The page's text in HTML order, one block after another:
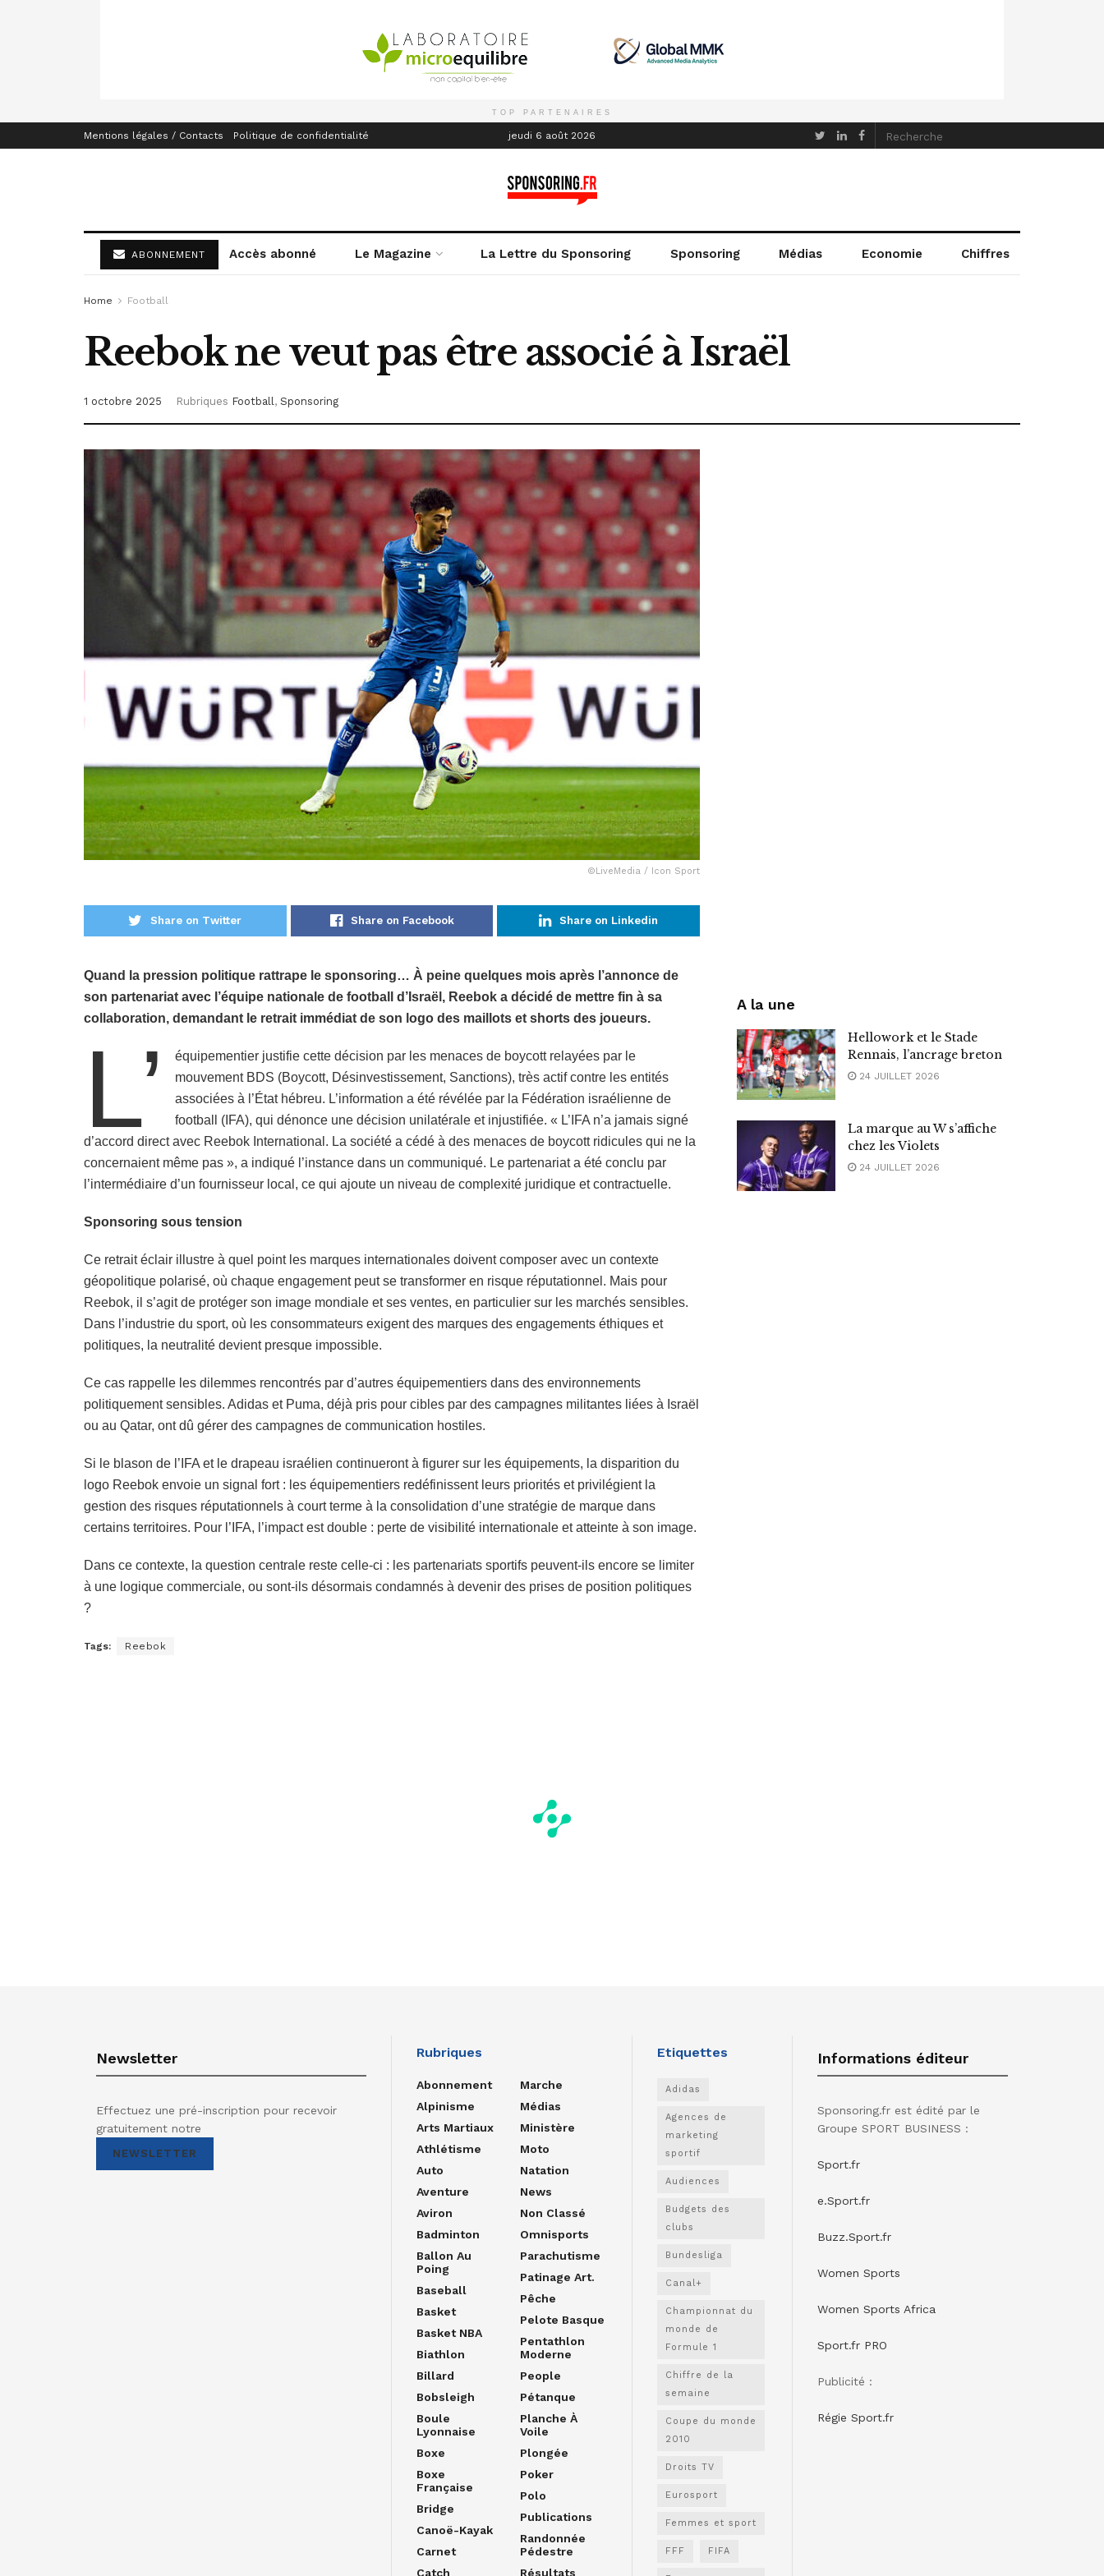
TOP PARTENAIRES
Mentions légales / Contacts Politique de confidentialité jeudi 6 août 2026
ABONNEMENT Accès abonné Le Magazine La Lettre du Sponsoring Sponsoring Médias Economie Chiffres
Home Football
Reebok ne veut pas être associé à Israël
1 octobre 2025 Rubriques Football, Sponsoring
©LiveMedia / Icon Sport
Share on Twitter Share on Facebook Share on Linkedin
Quand la pression politique rattrape le sponsoring… À peine quelques mois après l’annonce de
son partenariat avec l’équipe nationale de football d’Israël, Reebok a décidé de mettre fin à sa
collaboration, demandant le retrait immédiat de son logo des maillots et shorts des joueurs.
L’
équipementier justifie cette décision par les menaces de boycott relayées par le
mouvement BDS (Boycott, Désinvestissement, Sanctions), très actif contre les entités
associées à l’État hébreu. L’information a été révélée par la Fédération israélienne de
football (IFA), qui dénonce une décision unilatérale et injustifiée. « L’IFA n’a jamais signé
d’accord direct avec Reebok International. La société a cédé à des menaces de boycott ridicules qui ne la
concernaient même pas », a indiqué l’instance dans un communiqué. Le partenariat a été conclu par
l’intermédiaire d’un fournisseur local, ce qui ajoute un niveau de complexité juridique et contractuelle.
Sponsoring sous tension
Ce retrait éclair illustre à quel point les marques internationales doivent composer avec un contexte
géopolitique polarisé, où chaque engagement peut se transformer en risque réputationnel. Mais pour
Reebok, il s’agit de protéger son image mondiale et ses ventes, en particulier sur les marchés sensibles.
Dans l’industrie du sport, où les consommateurs exigent des marques des engagements éthiques et
politiques, la neutralité devient presque impossible.
Ce cas rappelle les dilemmes rencontrés par d’autres équipementiers dans des environnements
politiquement sensibles. Adidas et Puma, déjà pris pour cibles par des campagnes militantes liées à Israël
ou au Qatar, ont dû gérer des campagnes de communication hostiles.
Si le blason de l’IFA et le drapeau israélien continueront à figurer sur les équipements, la disparition du
logo Reebok envoie un signal fort : les équipementiers redéfinissent leurs priorités et privilégient la
gestion des risques réputationnels à court terme à la consolidation d’une stratégie de marque dans
certains territoires. Pour l’IFA, l’impact est double : perte de visibilité internationale et atteinte à son image.
Dans ce contexte, la question centrale reste celle-ci : les partenariats sportifs peuvent-ils encore se limiter
à une logique commerciale, ou sont-ils désormais condamnés à devenir des prises de position politiques
?
Tags: Reebok
A la une
Hellowork et le Stade
Rennais, l’ancrage breton
24 JUILLET 2026
La marque au W s’affiche
chez les Violets
24 JUILLET 2026
Newsletter
Effectuez une pré-inscription pour recevoir
gratuitement notre
NEWSLETTER
Rubriques
Abonnement
Alpinisme
Arts Martiaux
Athlétisme
Auto
Aventure
Aviron
Badminton
Ballon Au
Poing
Baseball
Basket
Basket NBA
Biathlon
Billard
Bobsleigh
Boule
Lyonnaise
Boxe
Boxe
Française
Bridge
Canoë-Kayak
Carnet
Catch
Marche
Médias
Ministère
Moto
Natation
News
Non Classé
Omnisports
Parachutisme
Patinage Art.
Pêche
Pelote Basque
Pentathlon
Moderne
People
Pétanque
Planche À
Voile
Plongée
Poker
Polo
Publications
Randonnée
Pédestre
Résultats
Etiquettes
Adidas
Agences de
marketing
sportif
Audiences
Budgets des
clubs
Bundesliga
Canal+
Championnat du
monde de
Formule 1
Chiffre de la
semaine
Coupe du monde
2010
Droits TV
Eurosport
Femmes et sport
FFF FIFA
Informations éditeur
Sponsoring.fr est édité par le
Groupe SPORT BUSINESS :
Sport.fr
e.Sport.fr
Buzz.Sport.fr
Women Sports
Women Sports Africa
Sport.fr PRO
Publicité :
Régie Sport.fr